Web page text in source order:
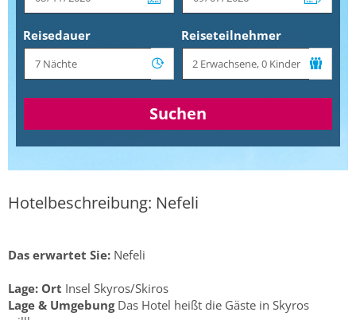
Reisedauer Reiseteilnehmer
Suchen
Hotelbeschreibung: Nefeli
Das erwartet Sie: Nefeli
Lage: Ort Insel Skyros/Skiros
Lage & UmgebungDas Hotel heißt die Gäste in Skyros